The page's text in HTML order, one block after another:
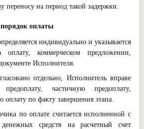
переносу на период такой задержки.
оплаты
индивидуально и указывается
коммерческом предложении,
Исполнителя.
отдельно, Исполнитель вправе
частичную предоплату,
оплату по факту завершения этапа.
по оплате считается исполненной с
средств на расчетный счет